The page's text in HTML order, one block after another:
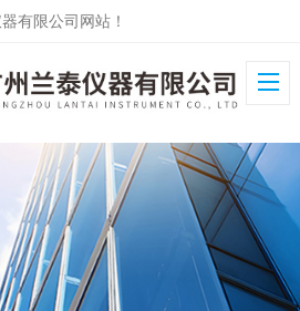
有限公司网站！